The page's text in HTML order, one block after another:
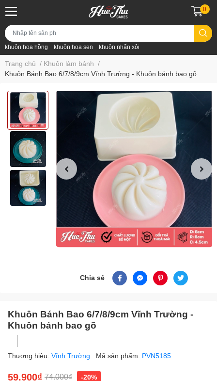
khuôn hoa hồng khuôn hoa sen khuôn nhấn xôi
0
Trang chủ / Khuôn làm bánh /
Khuôn Bánh Bao 6/7/8/9cm Vĩnh Trường - Khuôn bánh bao gõ
Chia sẻ
Khuôn Bánh Bao 6/7/8/9cm Vĩnh Trường -
Khuôn bánh bao gõ
Thương hiệu: Vĩnh Trường Mã sản phẩm: PVN5185
59.900₫ 74.000₫
-20%